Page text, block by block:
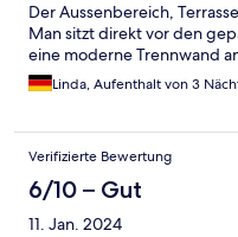
Der Aussenbereich,
Man sitzt direkt vor den
eine moderne Trennwand
Linda, Aufenthalt von 3
Verifizierte Bewertung
6/10 – Gut
11. Jan. 2024